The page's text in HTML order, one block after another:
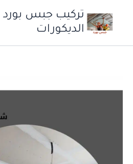
المحتوى
تركيب جبس بورد
الديكورات